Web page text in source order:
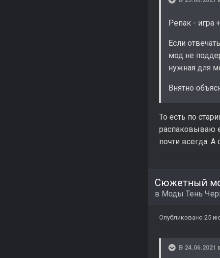
Репак - игра
Если
мод не
нужная для
Внятно
То есть по
распаковываю
почти всегда.
Сюжетный
в Моды Тень
Опубликовано 25
В 24.06.2021